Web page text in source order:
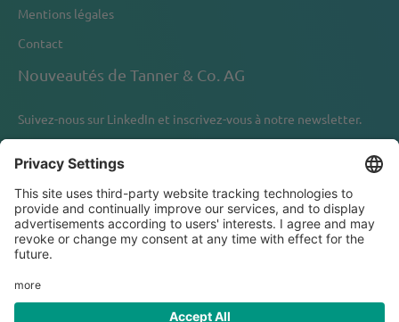
Mentions légales
Contact
Nouveautés de Tanner & Co. AG
Suivez-nous sur LinkedIn et inscrivez-vous à notre newsletter.
Newsletter